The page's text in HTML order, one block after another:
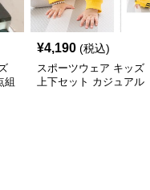
組
¥4,190 (税込)
スポーツウェア キッズ
上下セット カジュアル